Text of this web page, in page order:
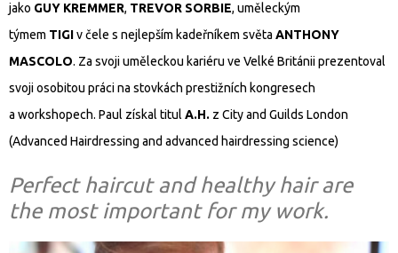
jako GUY KREMMER, TREVOR SORBIE, uměleckým
týmem TIGIv čele s nejlepším kadeřníkem světa ANTHONY
MASCOLO. Za svoji uměleckou kariéru ve Velké Británii prezentoval
svoji osobitou práci na stovkách prestižních kongresech
a workshopech. Paul získal titul A.H. z City and Guilds London
(Advanced Hairdressing and advanced hairdressing science)
Perfect haircut and healthy hair are
the most important for my work.